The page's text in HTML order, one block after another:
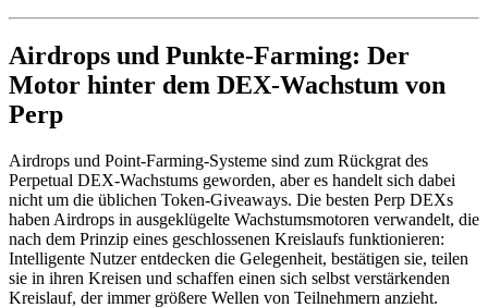
Airdrops und Punkte-Farming: Der
Motor hinter dem DEX-Wachstum von
Perp
Airdrops und Point-Farming-Systeme sind zum Rückgrat des
Perpetual DEX-Wachstums geworden, aber es handelt sich dabei
nicht um die üblichen Token-Giveaways. Die besten Perp DEXs
haben Airdrops in ausgeklügelte Wachstumsmotoren verwandelt, die
nach dem Prinzip eines geschlossenen Kreislaufs funktionieren:
Intelligente Nutzer entdecken die Gelegenheit, bestätigen sie, teilen
sie in ihren Kreisen und schaffen einen sich selbst verstärkenden
Kreislauf, der immer größere Wellen von Teilnehmern anzieht.